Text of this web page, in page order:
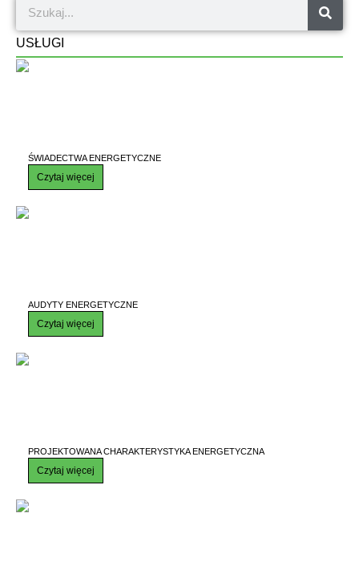
USŁUGI
ŚWIADECTWA ENERGETYCZNE
Czytaj więcej
AUDYTY ENERGETYCZNE
Czytaj więcej
PROJEKTOWANA CHARAKTERYSTYKA ENERGETYCZNA
Czytaj więcej